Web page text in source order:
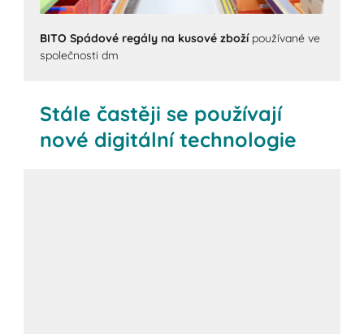
BITO Spádové regály na kusové zbožípoužívané ve
společnosti dm
Stále častěji se používají
nové digitální technologie